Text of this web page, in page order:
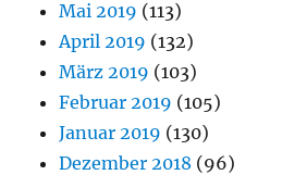
Mai 2019 (113)
April 2019 (132)
März 2019 (103)
Februar 2019 (105)
Januar 2019 (130)
Dezember 2018 (96)